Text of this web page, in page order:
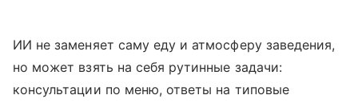
ИИ не заменяет саму еду и атмосферу заведения,
но может взять на себя рутинные задачи:
консультации по меню, ответы на типовые